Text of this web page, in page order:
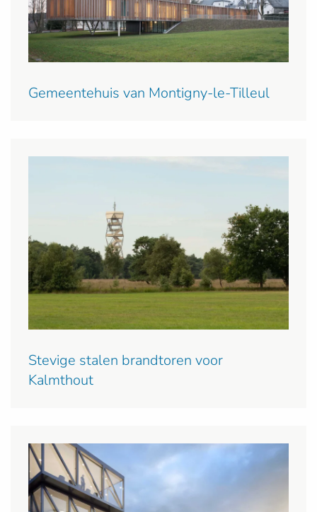
Gemeentehuis van Montigny-le-Tilleul
Stevige stalen brandtoren voor
Kalmthout